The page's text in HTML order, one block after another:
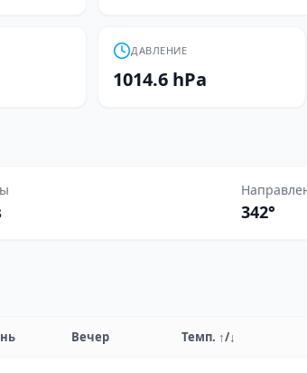
ДАВЛЕНИЕ
1014.6 hPa
342°
Вечер Темп. ↑/↓